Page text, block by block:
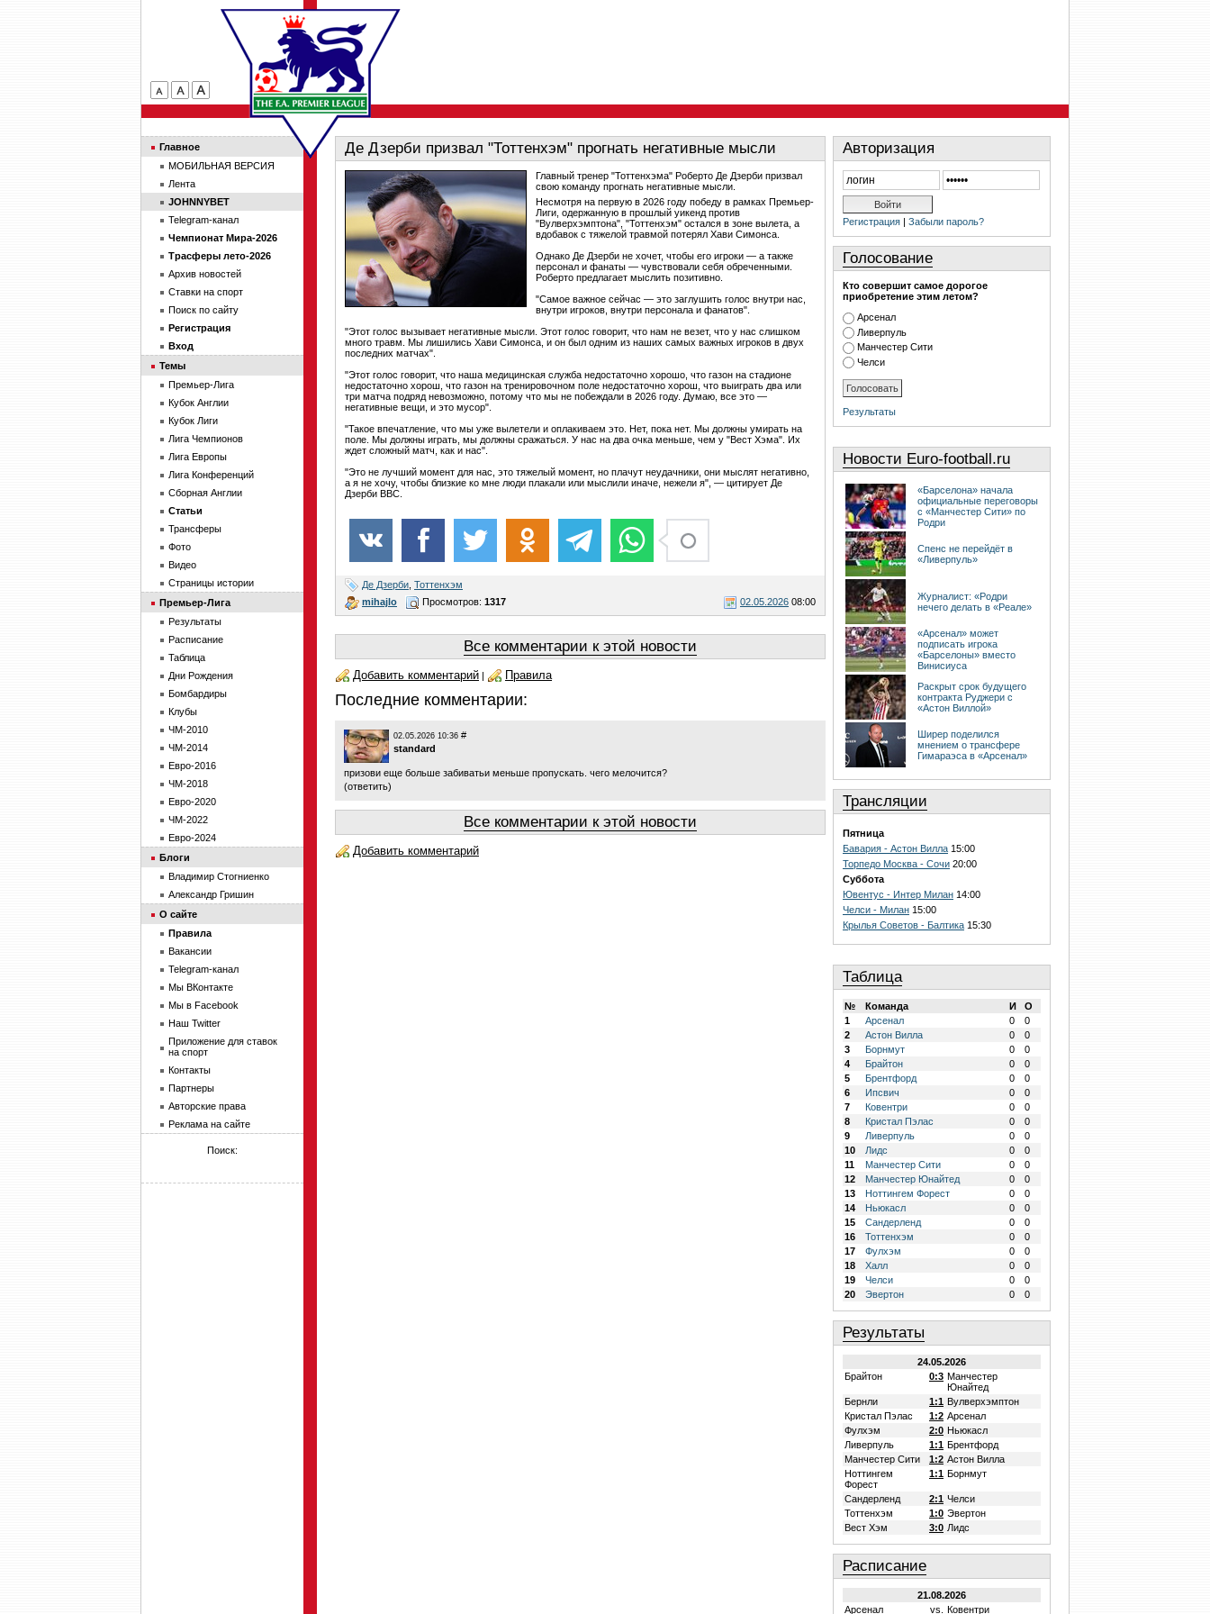
Де Дзерби призвал "Тоттенхэм" прогнать негативные мысли
Главный тренер "Тоттенхэма" Роберто Де Дзерби призвал
свою команду прогнать негативные мысли.
Несмотря на первую в 2026 году победу в рамках Премьер-
Лиги, одержанную в прошлый уикенд против
"Вулверхэмптона", "Тоттенхэм" остался в зоне вылета, а
вдобавок с тяжелой травмой потерял Хави Симонса.
Однако Де Дзерби не хочет, чтобы его игроки — а также
персонал и фанаты — чувствовали себя обреченными.
Роберто предлагает мыслить позитивно.
"Самое важное сейчас — это заглушить голос внутри нас,
внутри игроков, внутри персонала и фанатов".
"Этот голос вызывает негативные мысли. Этот голос говорит, что нам не везет, что у нас слишком
много травм. Мы лишились Хави Симонса, и он был одним из наших самых важных игроков в двух
последних матчах".
"Этот голос говорит, что наша медицинская служба недостаточно хорошо, что газон на стадионе
недостаточно хорош, что газон на тренировочном поле недостаточно хорош, что выиграть два или
три матча подряд невозможно, потому что мы не побеждали в 2026 году. Думаю, все это —
негативные вещи, и это мусор".
"Такое впечатление, что мы уже вылетели и оплакиваем это. Нет, пока нет. Мы должны умирать на
поле. Мы должны играть, мы должны сражаться. У нас на два очка меньше, чем у "Вест Хэма". Их
ждет сложный матч, как и нас".
"Это не лучший момент для нас, это тяжелый момент, но плачут неудачники, они мыслят негативно,
а я не хочу, чтобы близкие ко мне люди плакали или мыслили иначе, нежели я", — цитирует Де
Дзерби BBC.
Де Дзерби Тоттенхэм
mihajlo
02.05.2026 08:00
Просмотров: 1317
Все комментарии к этой новости
Добавить комментарий | Правила
Последние комментарии:
02.05.2026 10:36 #
standard
призови еще больше забиватьи меньше пропускать. чего мелочится?
(ответить)
Все комментарии к этой новости
Добавить комментарий
Авторизация
Регистрация | Забыли пароль?
Голосование
Кто совершит самое дорогое
приобретение этим летом?
Арсенал
Ливерпуль
Манчестер Сити
Челси
Результаты
Новости Euro-football.ru
«Барселона» начала
официальные переговоры
с «Манчестер Сити» по
Родри
Спенс не перейдёт в
«Ливерпуль»
Журналист: «Родри
нечего делать в «Реале»
«Арсенал» может
подписать игрока
«Барселоны» вместо
Винисиуса
Раскрыт срок будущего
контракта Руджери с
«Астон Виллой»
Ширер поделился
мнением о трансфере
Гимараэса в «Арсенал»
Трансляции
Пятница
Бавария - Астон Вилла 15:00
Торпедо Москва - Сочи 20:00
Суббота
Ювентус - Интер Милан 14:00
Челси - Милан 15:00
Крылья Советов - Балтика 15:30
Таблица
№ Команда И
О
1
Арсенал 0
0
2
Астон Вилла 0
0
3
Борнмут 0
0
4
Брайтон 0
0
5
Брентфорд 0
0
6
Ипсвич 0
0
7
Ковентри 0
0
8
Кристал Пэлас 0
0
9
Ливерпуль 0
0
10
Лидс 0
0
11
Манчестер Сити 0
0
12
Манчестер Юнайтед 0
0
13
Ноттингем Форест 0
0
14
Ньюкасл 0
0
15
Сандерленд 0
0
16
Тоттенхэм 0
0
17
Фулхэм 0
0
18
Халл 0
0
19
Челси 0
0
20
Эвертон 0 0
Результаты
24.05.2026
Брайтон
0:3 Манчестер
Юнайтед
Бернли
1:1 Вулверхэмптон
Кристал Пэлас
1:2 Арсенал
Фулхэм
2:0 Ньюкасл
Ливерпуль
1:1 Брентфорд
Манчестер Сити
1:2 Астон Вилла
Ноттингем
Форест
1:1 Борнмут
Сандерленд 2:1 Челси
Тоттенхэм
1:0 Эвертон
Вест Хэм
3:0 Лидс
Расписание
21.08.2026
Арсенал
vs. Ковентри
Главное
МОБИЛЬНАЯ ВЕРСИЯ
Лента
JOHNNYBET
Telegram-канал
Чемпионат Мира-2026
Трасферы лето-2026
Архив новостей
Ставки на спорт
Поиск по сайту
Регистрация
Вход
Темы
Премьер-Лига
Кубок Англии
Кубок Лиги
Лига Чемпионов
Лига Европы
Лига Конференций
Сборная Англии
Статьи
Трансферы
Фото
Видео
Страницы истории
Премьер-Лига
Результаты
Расписание
Таблица
Дни Рождения
Бомбардиры
Клубы
ЧМ-2010
ЧМ-2014
Евро-2016
ЧМ-2018
Евро-2020
ЧМ-2022
Евро-2024
Блоги
Владимир Стогниенко
Александр Гришин
О сайте
Правила
Вакансии
Telegram-канал
Мы ВКонтакте
Мы в Facebook
Наш Twitter
Приложение для ставок
на спорт
Контакты
Партнеры
Авторские права
Реклама на сайте
Поиск: